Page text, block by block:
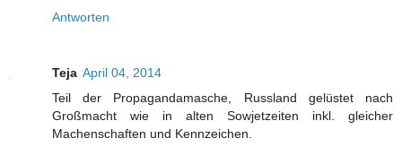
Antworten
Teja April 04, 2014
Teil der Propagandamasche, Russland gelüstet nach
Großmacht wie in alten Sowjetzeiten inkl. gleicher
Machenschaften und Kennzeichen.